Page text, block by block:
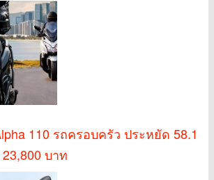
110 รถครอบครัว ประหยัด 58.1
บาท